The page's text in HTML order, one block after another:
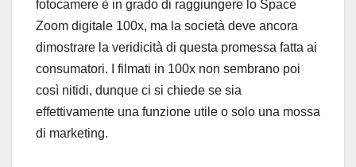
fotocamere è in grado di raggiungere lo Space
Zoom digitale 100x, ma la società deve ancora
dimostrare la veridicità di questa promessa fatta ai
consumatori. I filmati in 100x non sembrano poi
così nitidi, dunque ci si chiede se sia
effettivamente una funzione utile o solo una mossa
di marketing.